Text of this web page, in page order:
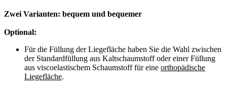
Zwei Varianten: bequem und bequemer
Optional:
Für die Füllung der Liegefläche haben Sie die Wahl zwischen
der Standardfüllung aus Kaltschaumstoff oder einer Füllung
aus viscoelastischem Schaumstoff für eine orthopädische
Liegefläche.